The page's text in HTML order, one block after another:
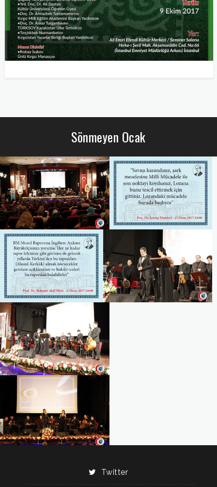
Sönmeyen Ocak
Twitter